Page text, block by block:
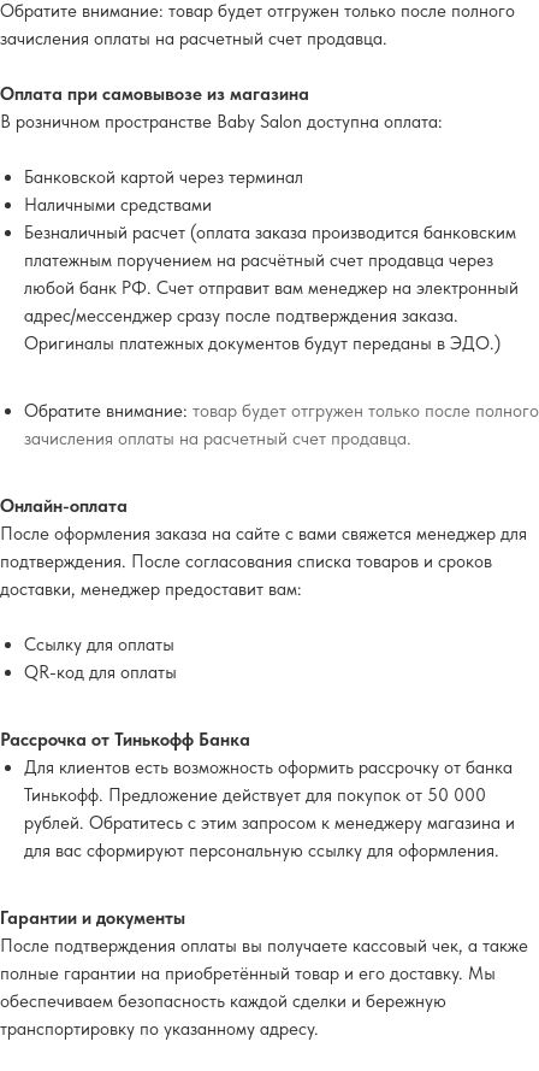
Обратите внимание: товар будет отгружен только после полного
зачисления оплаты на расчетный счет продавца.
Оплата при самовывозе из магазина
В розничном пространстве Baby Salon доступна оплата:
Банковской картой через терминал
Наличными средствами
Безналичный расчет (оплата заказа производится банковским
платежным поручением на расчётный счет продавца через
любой банк РФ. Счет отправит вам менеджер на электронный
адрес/мессенджер сразу после подтверждения заказа.
Оригиналы платежных документов будут переданы в ЭДО.)
Обратите внимание: товар будет отгружен только после полного
зачисления оплаты на расчетный счет продавца.
Онлайн-оплата
После оформления заказа на сайте с вами свяжется менеджер для
подтверждения. После согласования списка товаров и сроков
доставки, менеджер предоставит вам:
Ссылку для оплаты
QR-код для оплаты
Рассрочка от Тинькофф Банка
Для клиентов есть возможность оформить рассрочку от банка
Тинькофф. Предложение действует для покупок от 50 000
рублей. Обратитесь с этим запросом к менеджеру магазина и
для вас сформируют персональную ссылку для оформления.
Гарантии и документы
После подтверждения оплаты вы получаете кассовый чек, а также
полные гарантии на приобретённый товар и его доставку. Мы
обеспечиваем безопасность каждой сделки и бережную
транспортировку по указанному адресу.